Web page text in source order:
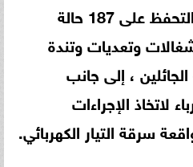
كما أسفرت الحملة عن التحفظ على 187 حالة
وتعديات وتندة
، إلى جانب
لاتخاذ الإجراءات
سرقة التيار الكهربائي.